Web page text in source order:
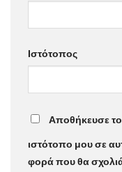
Ιστότοπος
Αποθήκευσε
ιστότοπο μου σε
φορά που θα